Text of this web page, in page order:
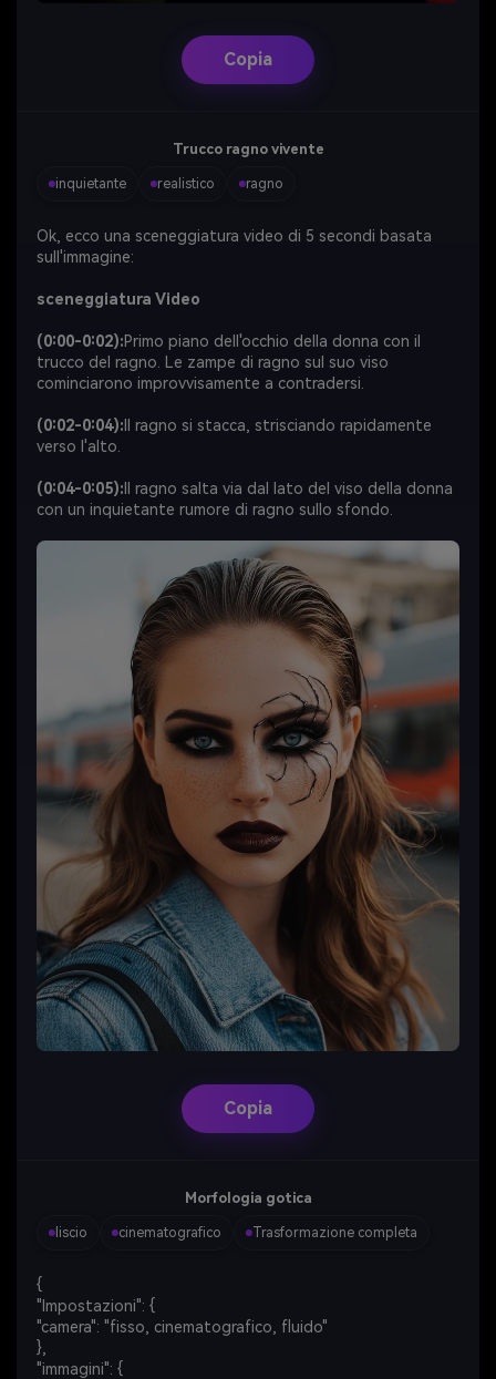
Copia
Trucco ragno vivente
inquietante realistico ragno
Ok, ecco una sceneggiatura video di 5 secondi basata
sull'immagine:
sceneggiatura Video
(0:00-0:02):Primo piano dell'occhio della donna con il
trucco del ragno. Le zampe di ragno sul suo viso
cominciarono improvvisamente a contradersi.
(0:02-0:04): Il ragno si stacca, strisciando rapidamente
verso l'alto.
(0:04-0:05): Il ragno salta via dal lato del viso della donna
con un inquietante rumore di ragno sullo sfondo.
Copia
Morfologia gotica
liscio cinematografico Trasformazione completa
{
"Impostazioni": {
"camera": "fisso, cinematografico, fluido"
},
"immagini": {